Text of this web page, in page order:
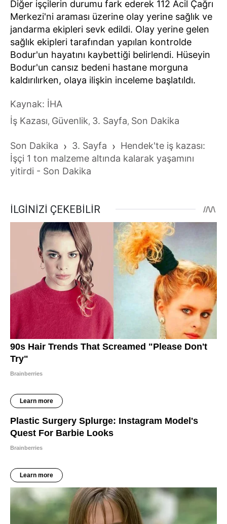
Diğer işçilerin durumu fark ederek 112 Acil Çağrı
Merkezi'ni araması üzerine olay yerine sağlık ve
jandarma ekipleri sevk edildi. Olay yerine gelen
sağlık ekipleri tarafından yapılan kontrolde
Bodur'un hayatını kaybettiği belirlendi. Hüseyin
Bodur'un cansız bedeni hastane morguna
kaldırılırken, olaya ilişkin inceleme başlatıldı.
Kaynak: İHA
İş Kazası, Güvenlik, 3. Sayfa, Son Dakika
Son Dakika › 3. Sayfa › Hendek'te iş kazası:
İşçi 1 ton malzeme altında kalarak yaşamını
yitirdi - Son Dakika